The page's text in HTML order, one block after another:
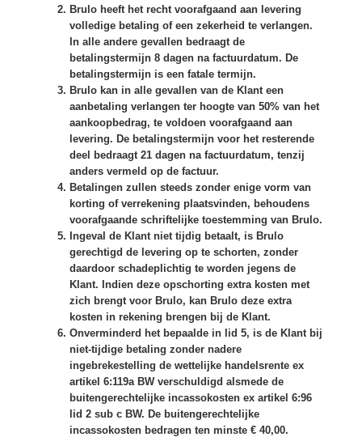
Brulo heeft het recht voorafgaand aan levering
volledige betaling of een zekerheid te verlangen.
In alle andere gevallen bedraagt de
betalingstermijn 8 dagen na factuurdatum. De
betalingstermijn is een fatale termijn.
Brulo kan in alle gevallen van de Klant een
aanbetaling verlangen ter hoogte van 50% van het
aankoopbedrag, te voldoen voorafgaand aan
levering. De betalingstermijn voor het resterende
deel bedraagt 21 dagen na factuurdatum, tenzij
anders vermeld op de factuur.
Betalingen zullen steeds zonder enige vorm van
korting of verrekening plaatsvinden, behoudens
voorafgaande schriftelijke toestemming van Brulo.
Ingeval de Klant niet tijdig betaalt, is Brulo
gerechtigd de levering op te schorten, zonder
daardoor schadeplichtig te worden jegens de
Klant. Indien deze opschorting extra kosten met
zich brengt voor Brulo, kan Brulo deze extra
kosten in rekening brengen bij de Klant.
Onverminderd het bepaalde in lid 5, is de Klant bij
niet-tijdige betaling zonder nadere
ingebrekestelling de wettelijke handelsrente ex
artikel 6:119a BW verschuldigd alsmede de
buitengerechtelijke incassokosten ex artikel 6:96
lid 2 sub c BW. De buitengerechtelijke
incassokosten bedragen ten minste € 40,00.